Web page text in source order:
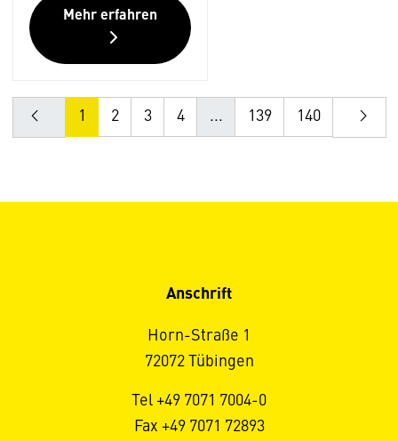
Mehr erfahren
1 2 3 4 ... 139 140
Anschrift
Horn-Straße 1
72072 Tübingen
Tel +49 7071 7004-0
Fax +49 7071 72893